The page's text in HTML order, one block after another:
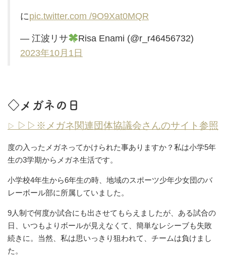
にpic.twitter.com /9O9Xat0MQR
— 江波リサ
Risa Enami (@r_r46456732)
2023年10月1日
◇メガネの日
▷ ▷▷※メガネ関連団体協議会さんのサイト参照
度の入ったメガネってかけられた事ありますか？私は小学5年
生の3学期からメガネ生活です。
小学校4年生から6年生の時、地域のスポーツ少年少女団のバ
レーボール部に所属していました。
9人制で何度か試合にも出させてもらえましたが、ある試合の
日、いつもよりボールが見えなくて、簡単なレシーブも失敗
続きに。当然、私は思いっきり狙われて、チームは負けまし
た。